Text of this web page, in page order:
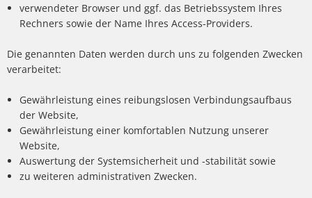
verwendeter Browser und ggf. das Betriebssystem Ihres
Rechners sowie der Name Ihres Access-Providers.
Die genannten Daten werden durch uns zu folgenden Zwecken
verarbeitet:
Gewährleistung eines reibungslosen Verbindungsaufbaus
der Website,
Gewährleistung einer komfortablen Nutzung unserer
Website,
Auswertung der Systemsicherheit und -stabilität sowie
zu weiteren administrativen Zwecken.